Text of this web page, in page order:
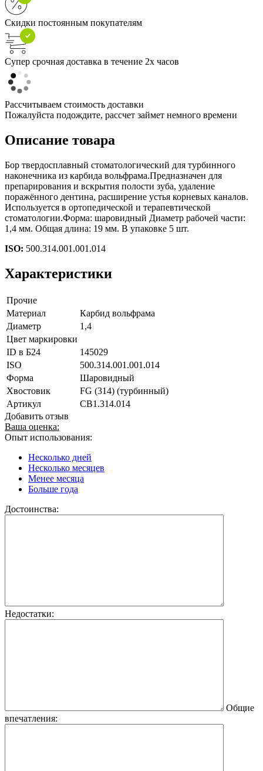
Скидки постоянным покупателям
Супер срочная доставка в течение 2х часов
Рассчитываем стоимость доставки
Пожалуйста подождите, рассчет займет немного времени
Описание товара
Бор твердосплавный стоматологический для турбинного
наконечника из карбида вольфрама.Предназначен для
препарирования и вскрытия полости зуба, удаление
поражённого дентина, расширение устья корневых каналов.
Используется в ортопедической и терапевтической
стоматологии.Форма: шаровидный Диаметр рабочей части:
1,4 мм. Общая длина: 19 мм. В упаковке 5 шт.
ISO: 500.314.001.001.014
Характеристики
Прочие
Материал
Карбид вольфрама
Диаметр
1,4
Цвет маркировки
ID в Б24
145029
ISO
500.314.001.001.014
Форма
Шаровидный
Хвостовик
FG (314) (турбинный)
Артикул
CB1.314.014
Добавить отзыв
Ваша оценка:
Опыт использования:
Несколько дней
Несколько месяцев
Менее месяца
Больше года
Достоинства:
Недостатки:
Общие
впечатления: